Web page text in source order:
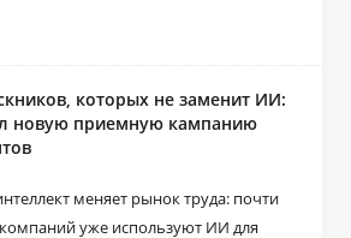
которых не заменит ИИ:
новую приемную кампанию
меняет рынок труда: почти
уже используют ИИ для